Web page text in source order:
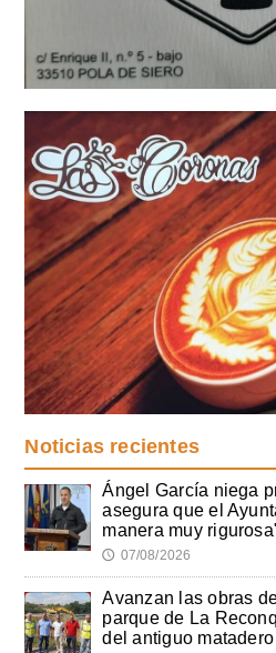
Noticias recientes
Ángel García niega
asegura que el
manera muy
🕔 07/08/2026
Avanzan las obras
parque de La
del antiguo